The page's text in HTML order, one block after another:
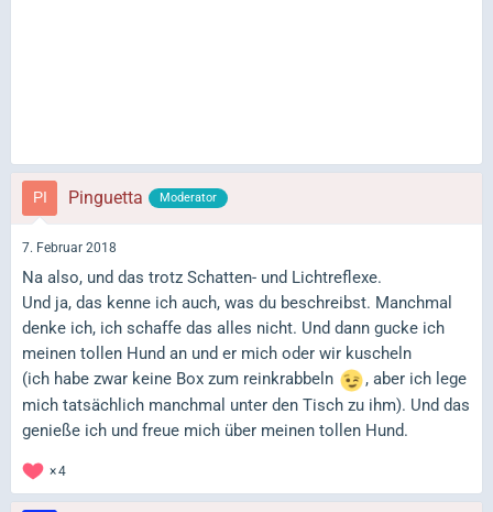
Pinguetta Moderator
7. Februar 2018
Na also, und das trotz Schatten- und Lichtreflexe.
Und ja, das kenne ich auch, was du beschreibst. Manchmal
denke ich, ich schaffe das alles nicht. Und dann gucke ich
meinen tollen Hund an und er mich oder wir kuscheln
(ich habe zwar keine Box zum reinkrabbeln
, aber ich lege
mich tatsächlich manchmal unter den Tisch zu ihm). Und das
genieße ich und freue mich über meinen tollen Hund.
4